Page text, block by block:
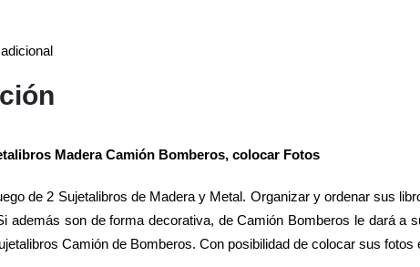
Madera Camión Bomberos, colocar Fotos
de 2 Sujetalibros de Madera y Metal. Organizar y ordenar sus
además son de forma decorativa, de Camión Bomberos le dará
Camión de Bomberos. Con posibilidad de colocar sus fotos